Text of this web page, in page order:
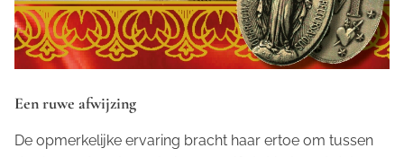
Een ruwe afwijzing
De opmerkelijke ervaring bracht haar ertoe om tussen